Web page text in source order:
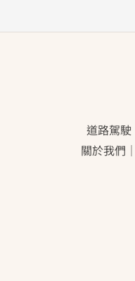
道路駕駛
關於我們 ｜